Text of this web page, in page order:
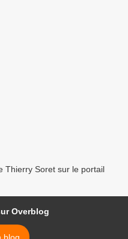
Thierry Soret sur le portail
Overblog